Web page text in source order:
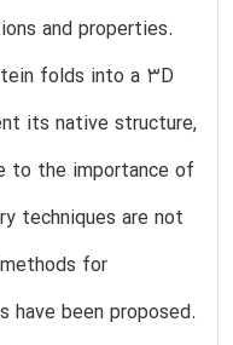
and properties.
folds into a 3D
its native structure,
to the importance of
techniques are not
for
have been proposed.